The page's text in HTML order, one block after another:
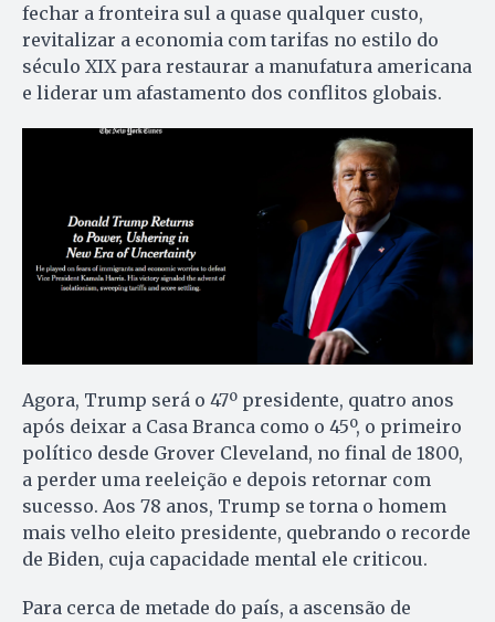
fechar a fronteira sul a quase qualquer custo,
revitalizar a economia com tarifas no estilo do
século XIX para restaurar a manufatura americana
e liderar um afastamento dos conflitos globais.
Agora, Trump será o 47º presidente, quatro anos
após deixar a Casa Branca como o 45º, o primeiro
político desde Grover Cleveland, no final de 1800,
a perder uma reeleição e depois retornar com
sucesso. Aos 78 anos, Trump se torna o homem
mais velho eleito presidente, quebrando o recorde
de Biden, cuja capacidade mental ele criticou.
Para cerca de metade do país, a ascensão de